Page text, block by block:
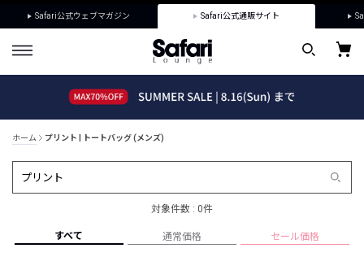
Safari公式ウェブマガジン Safari公式通販サイト
ホーム プリント | トートバッグ (メンズ)
対象件数 : 0件
すべて 通常価格 セール価格